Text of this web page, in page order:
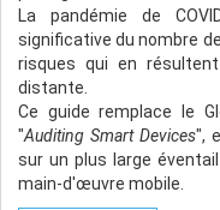
La pandémie de
significative du nombre
risques qui en
distante.
Ce guide remplace le
"Auditing Smart Devices",
sur un plus large
main-d'œuvre mobile.